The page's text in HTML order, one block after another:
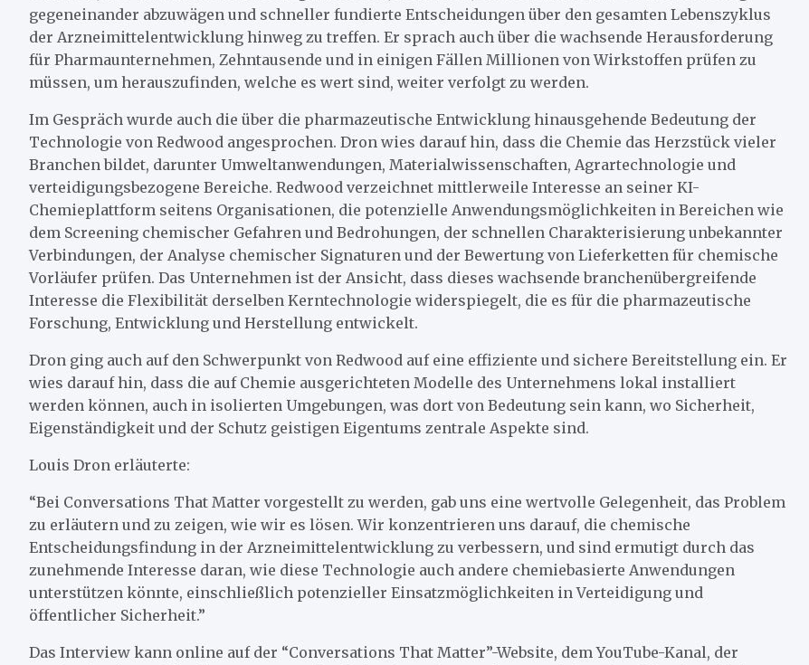
gegeneinander abzuwägen und schneller fundierte Entscheidungen über den gesamten Lebenszyklus
der Arzneimittelentwicklung hinweg zu treffen. Er sprach auch über die wachsende Herausforderung
für Pharmaunternehmen, Zehntausende und in einigen Fällen Millionen von Wirkstoffen prüfen zu
müssen, um herauszufinden, welche es wert sind, weiter verfolgt zu werden.
Im Gespräch wurde auch die über die pharmazeutische Entwicklung hinausgehende Bedeutung der
Technologie von Redwood angesprochen. Dron wies darauf hin, dass die Chemie das Herzstück vieler
Branchen bildet, darunter Umweltanwendungen, Materialwissenschaften, Agrartechnologie und
verteidigungsbezogene Bereiche. Redwood verzeichnet mittlerweile Interesse an seiner KI-
Chemieplattform seitens Organisationen, die potenzielle Anwendungsmöglichkeiten in Bereichen wie
dem Screening chemischer Gefahren und Bedrohungen, der schnellen Charakterisierung unbekannter
Verbindungen, der Analyse chemischer Signaturen und der Bewertung von Lieferketten für chemische
Vorläufer prüfen. Das Unternehmen ist der Ansicht, dass dieses wachsende branchenübergreifende
Interesse die Flexibilität derselben Kerntechnologie widerspiegelt, die es für die pharmazeutische
Forschung, Entwicklung und Herstellung entwickelt.
Dron ging auch auf den Schwerpunkt von Redwood auf eine effiziente und sichere Bereitstellung ein. Er
wies darauf hin, dass die auf Chemie ausgerichteten Modelle des Unternehmens lokal installiert
werden können, auch in isolierten Umgebungen, was dort von Bedeutung sein kann, wo Sicherheit,
Eigenständigkeit und der Schutz geistigen Eigentums zentrale Aspekte sind.
Louis Dron erläuterte:
“Bei Conversations That Matter vorgestellt zu werden, gab uns eine wertvolle Gelegenheit, das Problem
zu erläutern und zu zeigen, wie wir es lösen. Wir konzentrieren uns darauf, die chemische
Entscheidungsfindung in der Arzneimittelentwicklung zu verbessern, und sind ermutigt durch das
zunehmende Interesse daran, wie diese Technologie auch andere chemiebasierte Anwendungen
unterstützen könnte, einschließlich potenzieller Einsatzmöglichkeiten in Verteidigung und
öffentlicher Sicherheit.”
Das Interview kann online auf der “Conversations That Matter”-Website, dem YouTube-Kanal, der